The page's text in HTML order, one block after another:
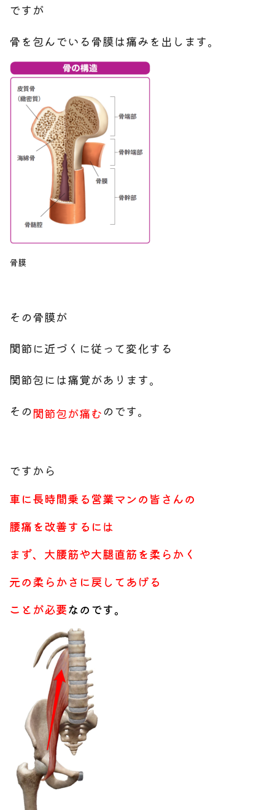
ですが
骨を包んでいる骨膜は痛みを出します。
骨膜
その骨膜が
関節に近づくに従って変化する
関節包には痛覚があります。
その関節包が痛むのです。
ですから
車に長時間乗る営業マンの皆さんの
腰痛を改善するには
まず、大腰筋や大腿直筋を柔らかく
元の柔らかさに戻してあげる
ことが必要なのです。